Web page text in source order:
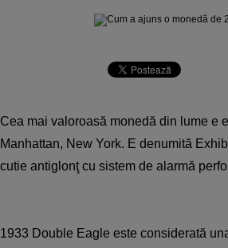
Cea mai valoroasă monedă din lume e
Manhattan, New York. E denumită
cutie antiglonţ cu sistem de alarmă
1933 Double Eagle este considerată